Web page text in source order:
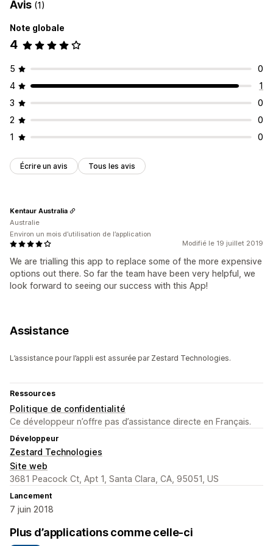
Avis (1)
Note globale
4
5
0
4
1
3
0
2
0
1
0
Écrire un avis Tous les avis
Modifié le 19 juillet 2019
We are trialling this app to replace some of the more expensive
options out there. So far the team have been very helpful, we
look forward to seeing our success with this App!
Kentaur Australia
Australie
Environ un mois d’utilisation de l’application
Assistance
L’assistance pour l’appli est assurée par Zestard Technologies.
Ressources
Politique de confidentialité
Ce développeur n’offre pas d’assistance directe en Français.
Développeur
Zestard Technologies
Site web
3681 Peacock Ct, Apt 1, Santa Clara, CA, 95051, US
Lancement
7 juin 2018
Plus d’applications comme celle-ci